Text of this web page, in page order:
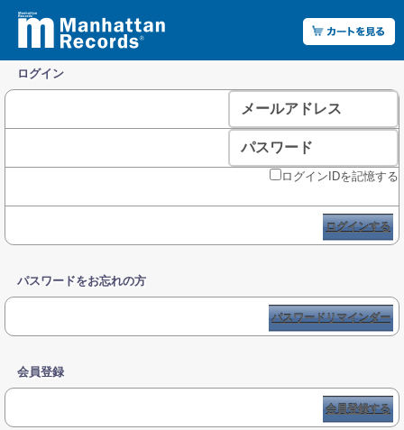
ログイン
メールアドレス
パスワード
ログインIDを記憶する
ログインする
パスワードをお忘れの方
パスワードリマインダー
会員登録
会員登録する